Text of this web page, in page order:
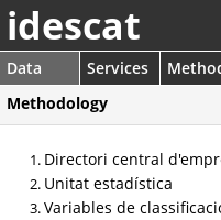
idescat
Data Services
Methodology
Directori central
Unitat estadística
Variables de